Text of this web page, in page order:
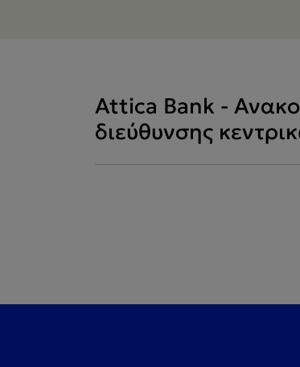
Attica Bank -
διεύθυνσης